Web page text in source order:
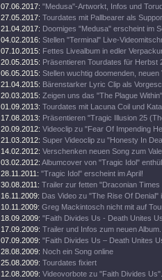
07.06.2017: "Medusa"-Artworkt, Infos und
27.05.2017: Tourdates mit Pallbearer als
21.04.2017: Doomiges "Medusa" erscheint im
04.02.2016: Stellen "Terminal" Live-
07.10.2015: Fettes Livealbum in edler
20.05.2015: Präsentieren Tourdates für Herbst
06.05.2015: Stellen wuchtig doomenden, neuen
21.04.2015: Bärenstarker Lyric Clip als
20.03.2015: Zeigen uns das "The Plague
01.09.2013: Tourdates mit Lacuna Coil und
17.08.2013: Präsentieren "Tragic Illusion 25
20.09.2012: Videoclip zu "Fear Of Impending
21.03.2012: Super Videoclip zu "Honesty In
14.02.2012: Verschenken neuen Song zum
03.02.2012: Albumcover von "Tragic Idol"
28.11.2011: "Tragic Idol" erscheint im April!
30.08.2011: Trailer zur fetten "Draconian Times
16.11.2009: Das Video zu "The Rise Of Denial"
10.11.2009: Greg Mackintosch nicht mit auf
18.09.2009: "Faith Divides Us - Death Unites
17.09.2009: Trailer und Infos zum neuen Album.
07.09.2009: "Faith Divides Us – Death Unites
28.08.2009: Noch ein Song online
25.08.2009: Tourdates fixiert
12.08.2009: Videovorbote zu "Faith Divides Us".